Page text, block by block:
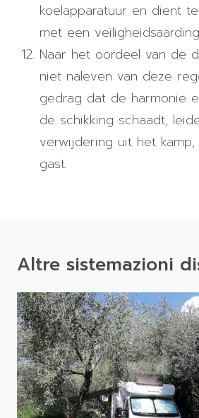
koelapparatuur en dient
met een
Naar het oordeel van de
niet naleven van deze
gedrag dat de harmonie
de schikking schaadt,
verwijdering uit het
gast.
Altre sistemazioni